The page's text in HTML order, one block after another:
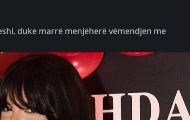
duke marrë menjëherë vëmendjen me